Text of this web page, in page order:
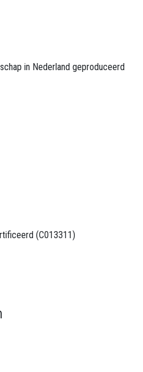
in Nederland geproduceerd
(C013311)